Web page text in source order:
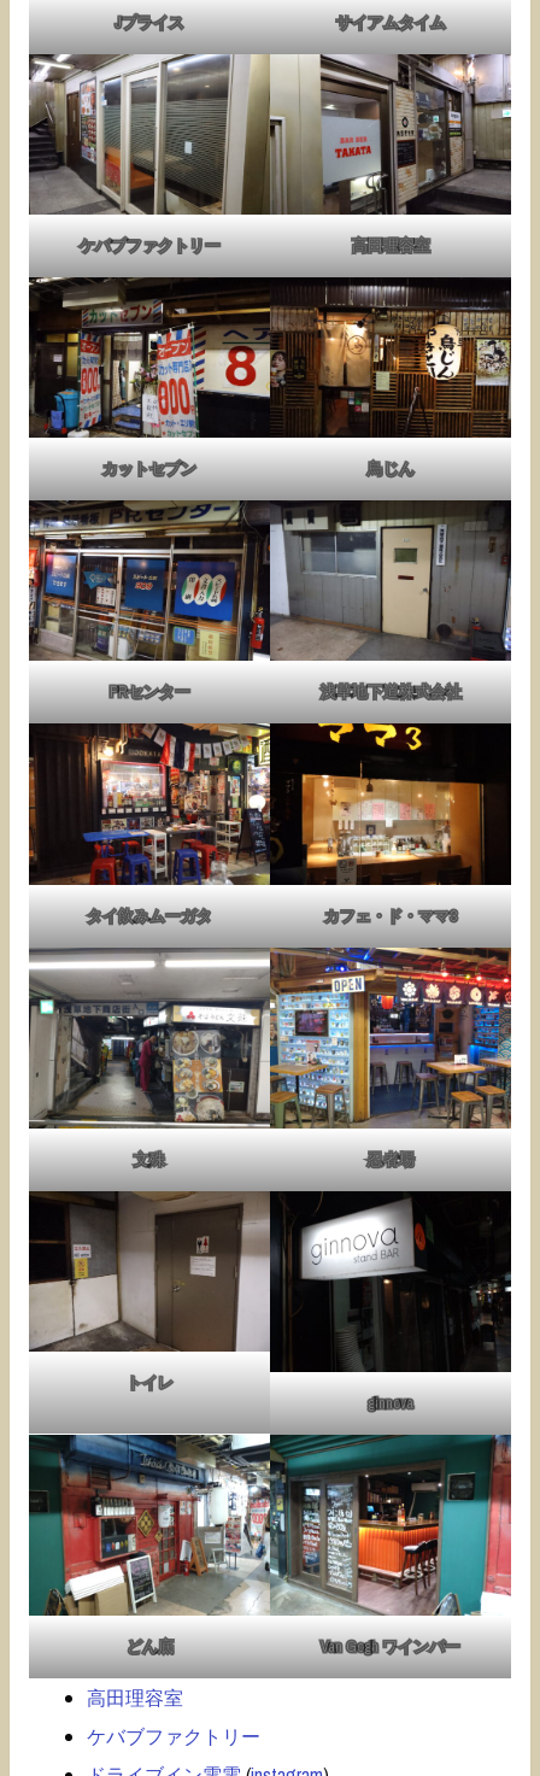
Jプライス サイアムタイム
ケバブファクトリー 高田理容室
カットセブン 鳥じん
PRセンター 浅草地下道株式会社
タイ飲みムーガタ カフェ・ド・ママ3
文殊 忍者場
トイレ
ginnova
どん底 Van Gogh ワインバー
高田理容室
ケバブファクトリー